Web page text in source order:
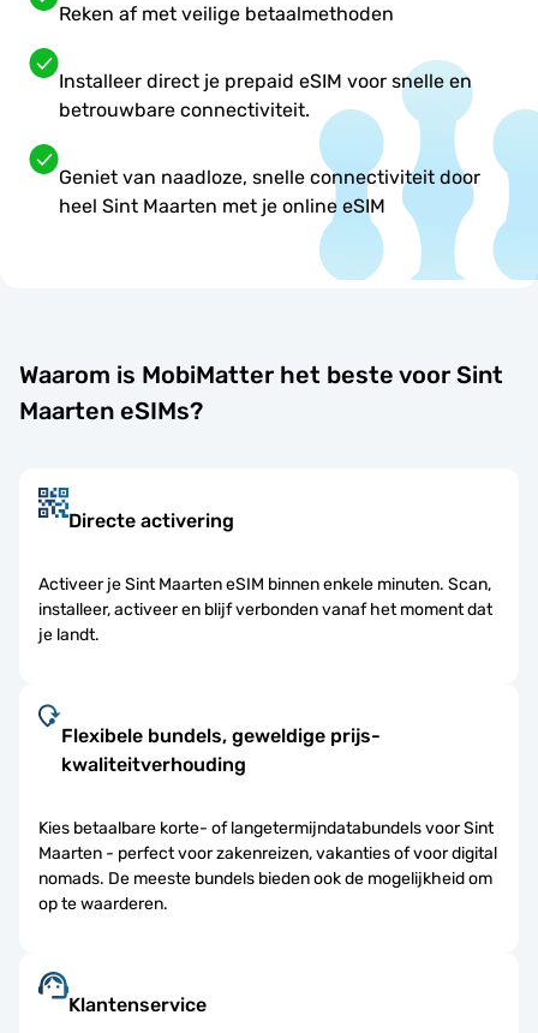
Reken af met veilige betaalmethoden
Installeer direct je prepaid eSIM voor snelle en
betrouwbare connectiviteit.
Geniet van naadloze, snelle connectiviteit door
heel Sint Maarten met je online eSIM
Waarom is MobiMatter het beste voor Sint
Maarten eSIMs?
Directe activering
Activeer je Sint Maarten eSIM binnen enkele minuten. Scan,
installeer, activeer en blijf verbonden vanaf het moment dat
je landt.
Flexibele bundels, geweldige prijs-
kwaliteitverhouding
Kies betaalbare korte- of langetermijndatabundels voor Sint
Maarten - perfect voor zakenreizen, vakanties of voor digital
nomads. De meeste bundels bieden ook de mogelijkheid om
op te waarderen.
Klantenservice